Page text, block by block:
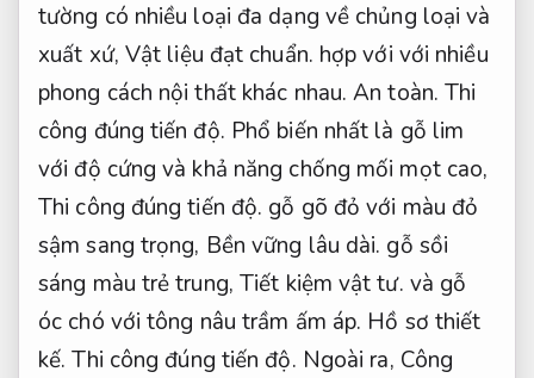
tường có nhiều loại đa dạng về chủng loại và
xuất xứ, Vật liệu đạt chuẩn. hợp với với nhiều
phong cách nội thất khác nhau.An toàn. Thi
công đúng tiến độ. Phổ biến nhất là gỗ lim
với độ cứng và khả năng chống mối mọt cao,
Thi công đúng tiến độ. gỗ gõ đỏ với màu đỏ
sậm sang trọng, Bền vững lâu dài. gỗ sồi
sáng màu trẻ trung, Tiết kiệm vật tư. và gỗ
óc chó với tông nâu trầm ấm áp. Hồ sơ thiết
kế. Thi công đúng tiến độ. Ngoài ra, Công